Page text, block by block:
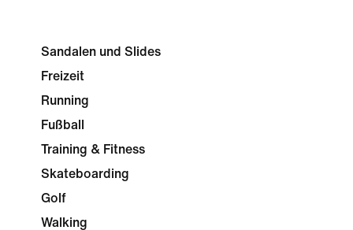
Sandalen und Slides
Freizeit
Running
Fußball
Training & Fitness
Skateboarding
Golf
Walking